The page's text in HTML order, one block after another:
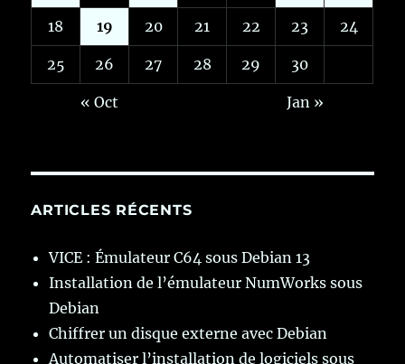
18 19 20 21 22 23 24
25 26 27 28 29 30
« Oct Jan »
ARTICLES RÉCENTS
VICE : Émulateur C64 sous Debian 13
Installation de l’émulateur NumWorks sous
Debian
Chiffrer un disque externe avec Debian
Automatiser l’installation de logiciels sous